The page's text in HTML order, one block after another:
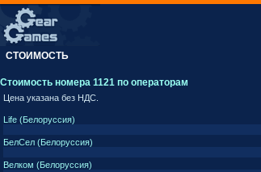
СТОИМОСТЬ
Стоимость номера 1121 по операторам
Цена указана без НДС.
Life (Белоруссия)
БелСел (Белоруссия)
Велком (Белоруссия)